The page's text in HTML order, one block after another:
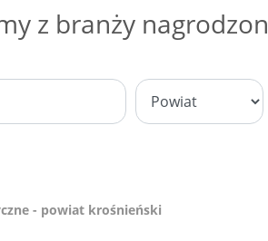
z branży
- powiat krośnieński